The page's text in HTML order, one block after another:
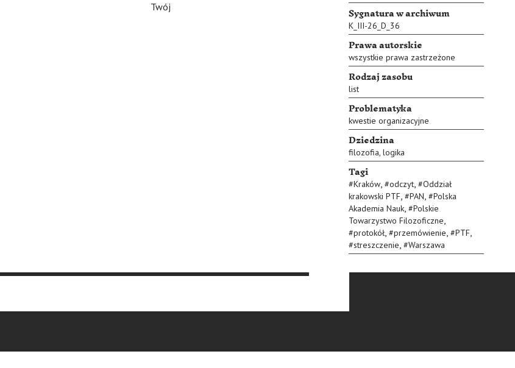
Sygnatura w archiwum
K_III-26_D_36
Prawa autorskie
wszystkie prawa zastrzeżone
Rodzaj zasobu
list
Problematyka
kwestie organizacyjne
Dziedzina
filozofia, logika
Tagi
#Kraków, #odczyt, #Oddział
krakowski PTF, #PAN, #Polska
Akademia Nauk, #Polskie
Towarzystwo Filozoficzne,
#protokół, #przemówienie, #PTF,
#streszczenie, #Warszawa
Twój